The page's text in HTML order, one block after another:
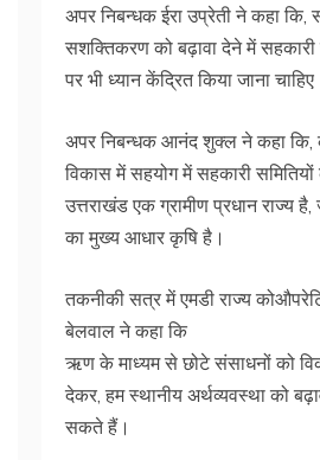
अपर निबन्धक ईरा उप्रेती ने कहा कि,
सशक्तिकरण को बढ़ावा देने में सहकारी
पर भी ध्यान केंद्रित किया जाना
अपर निबन्धक आनंद शुक्ल ने कहा कि,
विकास में सहयोग में सहकारी
उत्तराखंड एक ग्रामीण प्रधान राज्य
का मुख्य आधार कृषि है।
तकनीकी सत्र में एमडी राज्य
बेलवाल ने कहा कि
ऋण के माध्यम से छोटे संसाधनों को
देकर, हम स्थानीय अर्थव्यवस्था को
सकते हैं।